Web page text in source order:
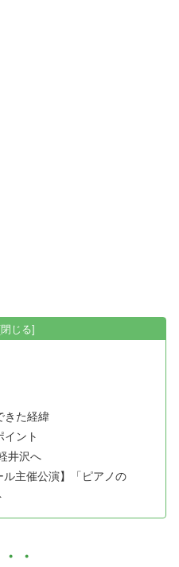
きた経緯
イント
井沢へ
ル主催公演】「ピアノの
・